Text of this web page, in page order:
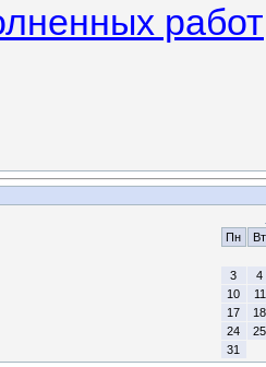
работ
Пн
Вт
3
4
10
11
17
18
24
25
31